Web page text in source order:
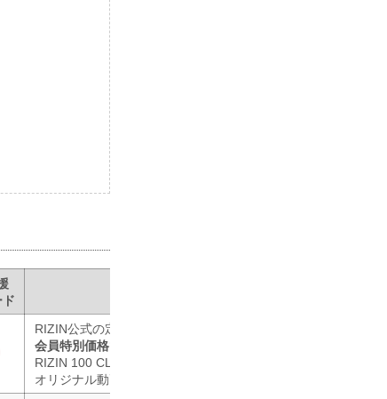
ド
RIZIN公式の定額制動画サービス
会員特別価格でライブ配信をお得に視聴！
RIZIN 100 CLUBでは過去の名勝負や
オリジナル動画など様々な会員サービスを提供中！